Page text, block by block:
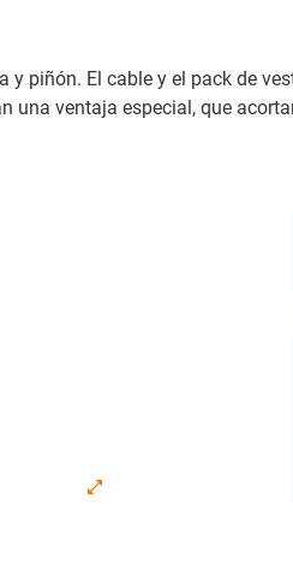
piñón. El cable y el pack de
una ventaja especial, que